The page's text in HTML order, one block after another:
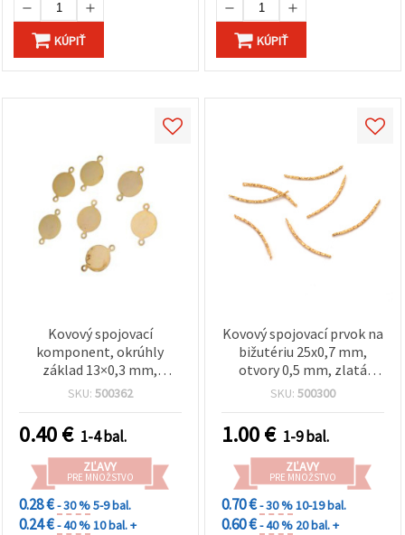
KÚPIŤ KÚPIŤ
Kovový spojovací
komponent, okrúhly
základ 13×0,3 mm,
platnička 8 mm, otvory 1
šperky – 20 ks
SKU: 500362
0.40€ 1-4 bal.
ZĽAVY
PRE MNOŽSTVO
0.28 €- 30 %5-9 bal.
0.24 €- 40 %10 bal. +
Kovový spojovací prvok na
bižutériu 25x0,7 mm,
otvory 0,5 mm, zlatá
farba - 20 ks
SKU: 500300
1.00€ 1-9 bal.
ZĽAVY
PRE MNOŽSTVO
0.70 €- 30 %10-19 bal.
0.60 €- 40 % 20 bal. +